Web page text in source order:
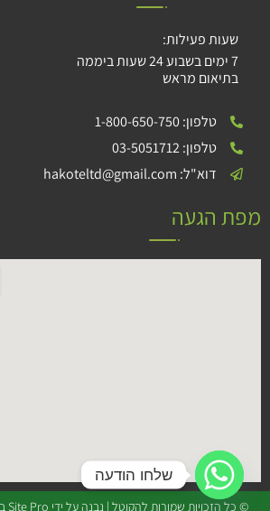
שעות פעילות:
7 ימים בשבוע 24 שעות ביממה
בתיאום מראש
טלפון: 1-800-650-750
טלפון: 03-5051712
דוא"ל: hakoteltd@gmail.com
מפת הגעה
© כל הזכויות שמורות להקוטל | נבנה על ידי Site Pro בנייה, עיצוב וקידום אתרים
שלחו הודעה